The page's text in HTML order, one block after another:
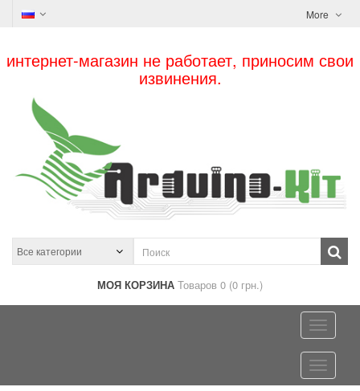
More
интернет-магазин не работает, приносим свои
извинения.
МОЯ КОРЗИНА Товаров 0 (0 грн.)